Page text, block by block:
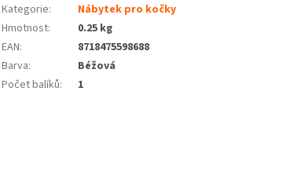
Kategorie:
Nábytek pro kočky
Hmotnost:
0.25 kg
EAN:
8718475598688
Barva:
Béžová
Počet balíků: 1